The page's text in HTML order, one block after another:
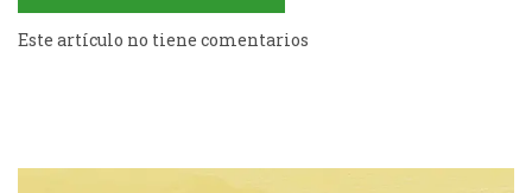
Este artículo no tiene comentarios